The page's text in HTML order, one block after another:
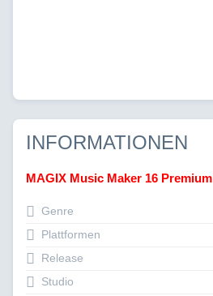
INFORMATIONEN
MAGIX Music Maker 16 Premium
Genre
Plattformen
Release
Studio